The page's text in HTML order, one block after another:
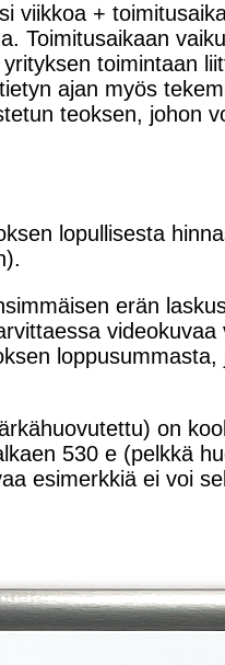
viikkoa +
Toimitusaikaan
toimintaan
ajan myös
teoksen, johon
lopullisesta
erän
on
530 e (pelkkä
esimerkkiä ei voi